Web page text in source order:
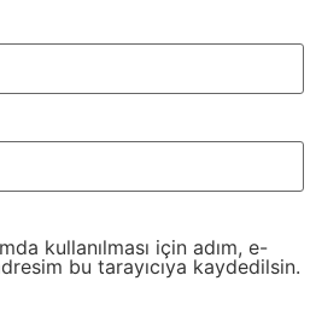
kullanılması için adım, e-
bu tarayıcıya kaydedilsin.